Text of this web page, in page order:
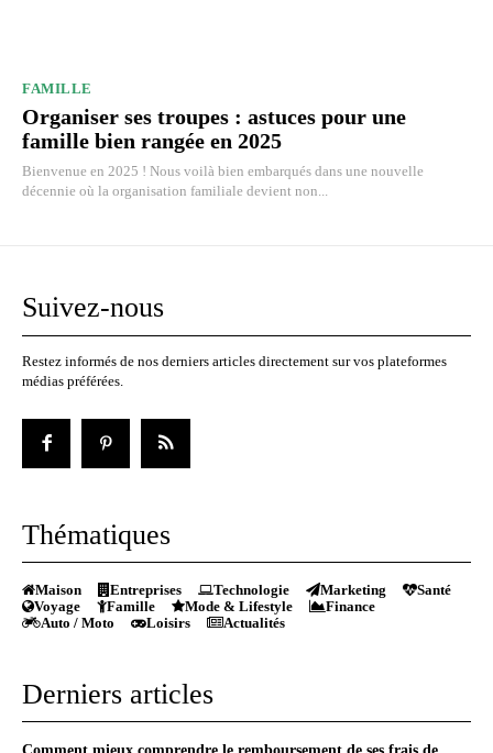
FAMILLE
Organiser ses troupes : astuces pour une
famille bien rangée en 2025
Bienvenue en 2025 ! Nous voilà bien embarqués dans une nouvelle
décennie où la organisation familiale devient non...
Suivez-nous
Restez informés de nos derniers articles directement sur vos plateformes
médias préférées.
Thématiques
Maison Entreprises Technologie Marketing
Santé
Voyage
Famille Mode & Lifestyle
Finance
Auto / Moto
Loisirs Actualités
Derniers articles